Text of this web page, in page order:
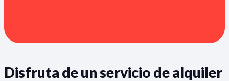
Disfruta de un servicio de alquiler